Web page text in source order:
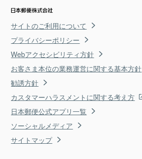
サイトのご利用について
プライバシーポリシー
Webアクセシビリティ方針
お客さま本位の業務運営に関する基本方針
勧誘方針
カスタマーハラスメントに関する考え方
日本郵便公式アプリ一覧
ソーシャルメディア
サイトマップ